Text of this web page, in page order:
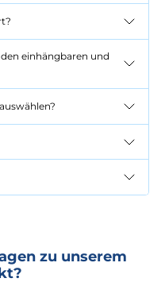
einhängbaren und
zu unserem